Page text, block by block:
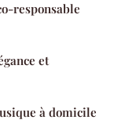
responsable
et
à domicile